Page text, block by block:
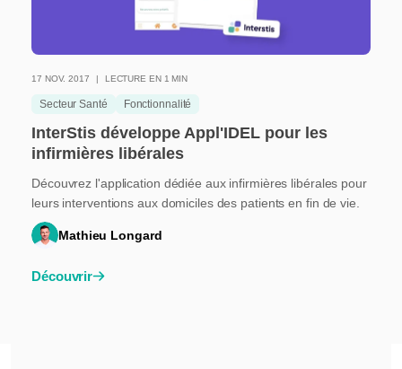
17 NOV. 2017 LECTURE EN 1 MIN
Secteur Santé Fonctionnalité
InterStis développe Appl'IDEL pour les
infirmières libérales
Découvrez l'application dédiée aux infirmières libérales pour
leurs interventions aux domiciles des patients en fin de vie.
Mathieu Longard
Découvrir